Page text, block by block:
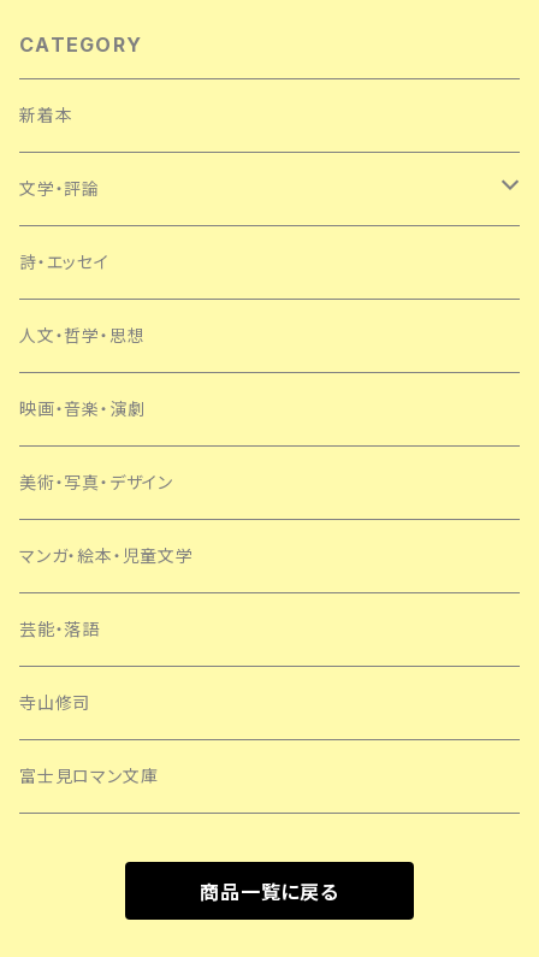
CATEGORY
新着本
文学・評論
日本
外国
SF・ミステリー
詩・エッセイ
人文・哲学・思想
映画・音楽・演劇
美術・写真・デザイン
マンガ・絵本・児童文学
芸能・落語
寺山修司
富士見ロマン文庫
商品一覧に戻る